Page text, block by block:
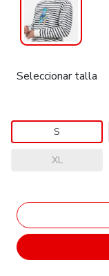
Seleccionar talla
S
XL